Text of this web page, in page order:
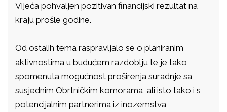
Vijeća pohvaljen pozitivan financijski rezultat na
kraju prošle godine.
Od ostalih tema raspravljalo se o planiranim
aktivnostima u budućem razdoblju te je tako
spomenuta mogućnost proširenja suradnje sa
susjednim Obrtničkim komorama, ali isto tako i s
potencijalnim partnerima iz inozemstva